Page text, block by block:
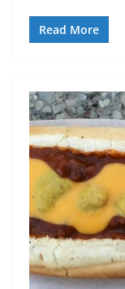
Read More